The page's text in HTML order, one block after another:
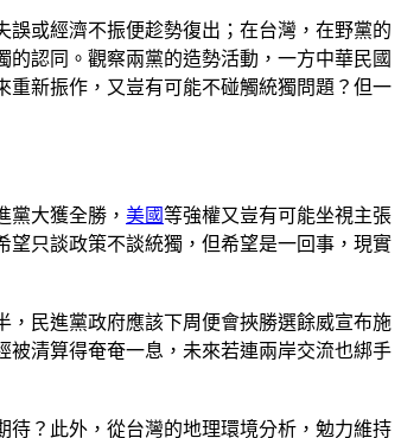
或經濟不振便趁勢復出；在台灣，在野黨的
認同。觀察兩黨的造勢活動，一方中華民國
新振作，又豈有可能不碰觸統獨問題？但一
大獲全勝， 美國等強權又豈有可能坐視主張
只談政策不談統獨，但希望是一回事，現實
民進黨政府應該下周便會挾勝選餘威宣布施
清算得奄奄一息，未來若連兩岸交流也綁手
？此外，從台灣的地理環境分析，勉力維持